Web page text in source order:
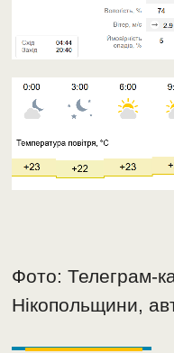
Фото: Телеграм-
Нікопольщини,